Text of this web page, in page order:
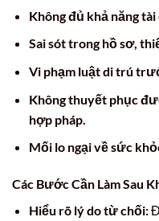
Không đủ khả năng
Sai sót trong hồ sơ,
Vi phạm luật di trú
Không thuyết phục
hợp pháp.
Mối lo ngại về sức
Các Bước Cần Làm Sau
Hiểu rõ lý do từ chối: